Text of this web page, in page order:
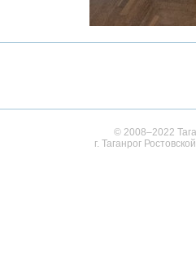
© 2008–2022
г. Таганрог